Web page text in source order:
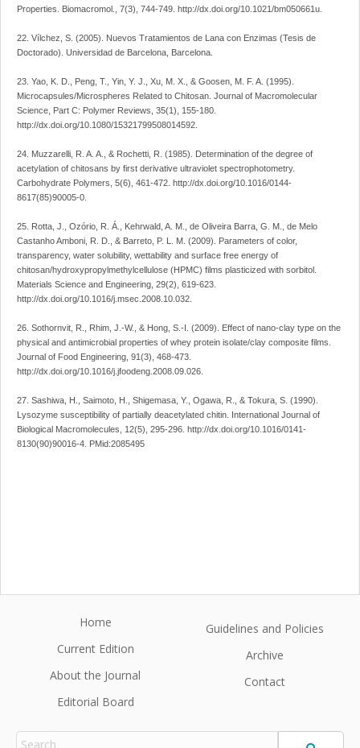
Properties. Biomacromol., 7(3), 744-749. http://dx.doi.org/10.1021/bm050661u.
22. Vílchez, S. (2005). Nuevos Tratamientos de Lana con Enzimas (Tesis de
Doctorado). Universidad de Barcelona, Barcelona.
23. Yao, K. D., Peng, T., Yin, Y. J., Xu, M. X., & Goosen, M. F. A. (1995).
Microcapsules/Microspheres Related to Chitosan. Journal of Macromolecular
Science, Part C: Polymer Reviews, 35(1), 155-180.
http://dx.doi.org/10.1080/15321799508014592.
24. Muzzarelli, R. A. A., & Rochetti, R. (1985). Determination of the degree of
acetylation of chitosans by first derivative ultraviolet spectrophotometry.
Carbohydrate Polymers, 5(6), 461-472. http://dx.doi.org/10.1016/0144-
8617(85)90005-0.
25. Rotta, J., Ozório, R. Á., Kehrwald, A. M., de Oliveira Barra, G. M., de Melo
Castanho Amboni, R. D., & Barreto, P. L. M. (2009). Parameters of color,
transparency, water solubility, wettability and surface free energy of
chitosan/hydroxypropylmethylcellulose (HPMC) films plasticized with sorbitol.
Materials Science and Engineering, 29(2), 619-623.
http://dx.doi.org/10.1016/j.msec.2008.10.032.
26. Sothornvit, R., Rhim, J.-W., & Hong, S.-I. (2009). Effect of nano-clay type on the
physical and antimicrobial properties of whey protein isolate/clay composite films.
Journal of Food Engineering, 91(3), 468-473.
http://dx.doi.org/10.1016/j.jfoodeng.2008.09.026.
27. Sashiwa, H., Saimoto, H., Shigemasa, Y., Ogawa, R., & Tokura, S. (1990).
Lysozyme susceptibility of partially deacetylated chitin. International Journal of
Biological Macromolecules, 12(5), 295-296. http://dx.doi.org/10.1016/0141-
8130(90)90016-4. PMid:2085495
Home
Current Edition
About the Journal
Editorial Board
Guidelines and Policies
Archive
Contact